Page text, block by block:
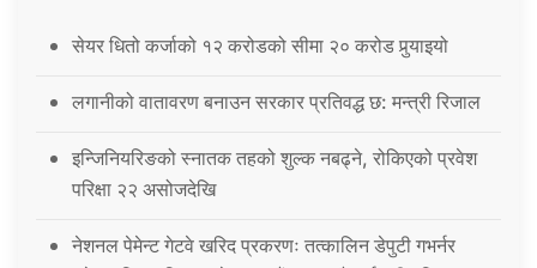
सेयर धितो कर्जाको १२ करोडको सीमा २० करोड पुर्‍याइयो
लगानीको वातावरण बनाउन सरकार प्रतिवद्ध छ: मन्त्री रिजाल
इन्जिनियरिङको स्नातक तहको शुल्क नबढ्ने, रोकिएको प्रवेश
परिक्षा २२ असोजदेखि
नेशनल पेमेन्ट गेटवे खरिद प्रकरणः तत्कालिन डेपुटी गभर्नर